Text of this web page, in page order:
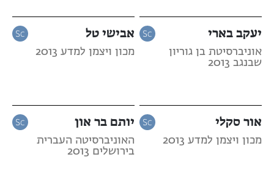
יעקב בארי
אוניברסיטת בן גוריון
שבנגב 2013
אבישי טל
מכון ויצמן למדע 2013
אור סקלי
מכון ויצמן למדע 2013
יותם בר און
האוניברסיטה העברית
בירושלים 2013